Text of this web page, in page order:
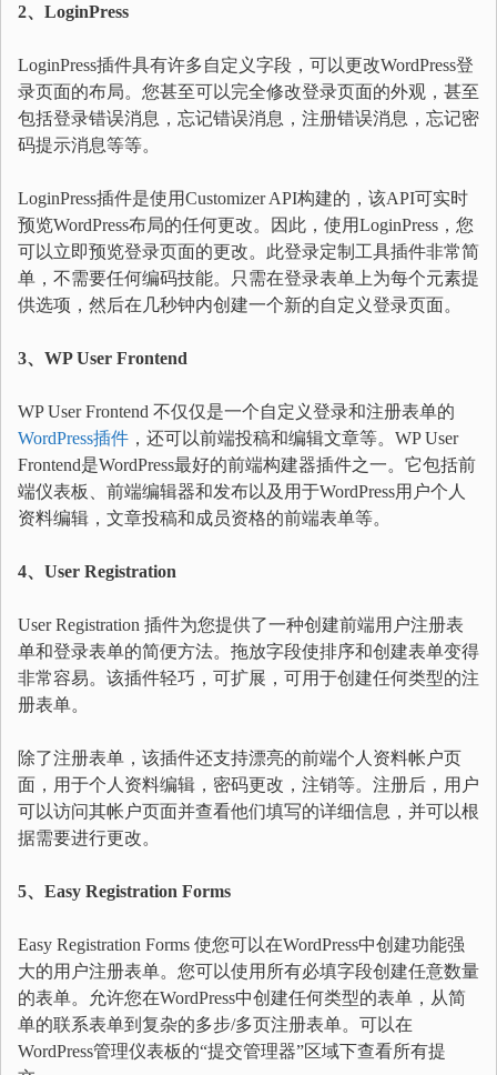
2、LoginPress
LoginPress插件具有许多自定义字段，可以更改WordPress登
录页面的布局。您甚至可以完全修改登录页面的外观，甚至
包括登录错误消息，忘记错误消息，注册错误消息，忘记密
码提示消息等等。
LoginPress插件是使用Customizer API构建的，该API可实时
预览WordPress布局的任何更改。因此，使用LoginPress，您
可以立即预览登录页面的更改。此登录定制工具插件非常简
单，不需要任何编码技能。只需在登录表单上为每个元素提
供选项，然后在几秒钟内创建一个新的自定义登录页面。
3、WP User Frontend
WP User Frontend 不仅仅是一个自定义登录和注册表单的
WordPress插件 ，还可以前端投稿和编辑文章等。WP User
Frontend是WordPress最好的前端构建器插件之一。它包括前
端仪表板、前端编辑器和发布以及用于WordPress用户个人
资料编辑，文章投稿和成员资格的前端表单等。
4、User Registration
User Registration 插件为您提供了一种创建前端用户注册表
单和登录表单的简便方法。拖放字段使排序和创建表单变得
非常容易。该插件轻巧，可扩展，可用于创建任何类型的注
册表单。
除了注册表单，该插件还支持漂亮的前端个人资料帐户页
面，用于个人资料编辑，密码更改，注销等。注册后，用户
可以访问其帐户页面并查看他们填写的详细信息，并可以根
据需要进行更改。
5、Easy Registration Forms
Easy Registration Forms 使您可以在WordPress中创建功能强
大的用户注册表单。您可以使用所有必填字段创建任意数量
的表单。允许您在WordPress中创建任何类型的表单，从简
单的联系表单到复杂的多步/多页注册表单。可以在
WordPress管理仪表板的“提交管理器”区域下查看所有提